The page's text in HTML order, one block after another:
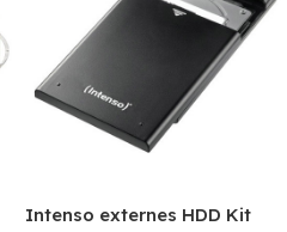
Intenso externes HDD Kit